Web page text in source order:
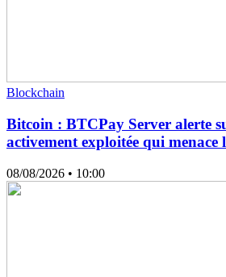
Blockchain
Bitcoin : BTCPay Server alerte
activement exploitée qui menace
08/08/2026 • 10:00